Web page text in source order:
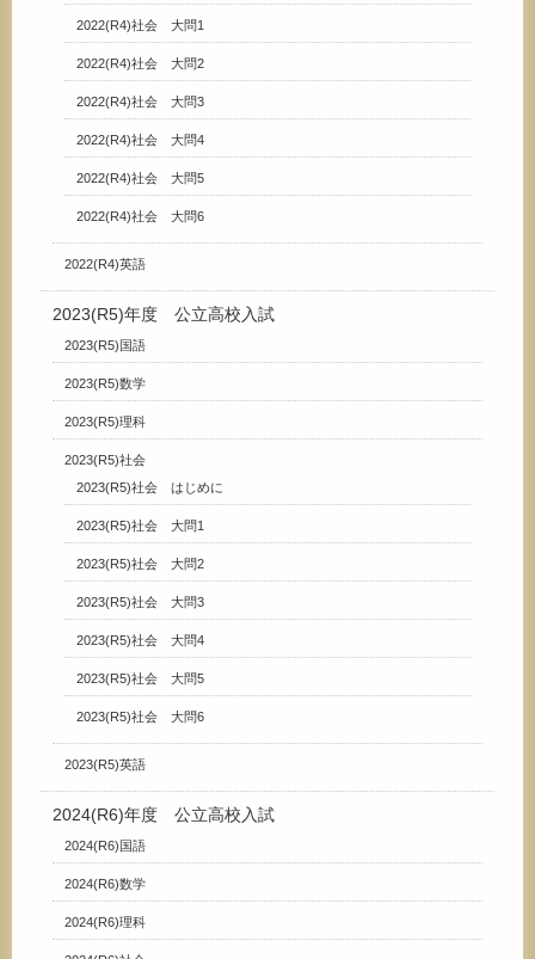
2022(R4)社会 大問1
2022(R4)社会 大問2
2022(R4)社会 大問3
2022(R4)社会 大問4
2022(R4)社会 大問5
2022(R4)社会 大問6
2022(R4)英語
2023(R5)年度 公立高校入試
2023(R5)国語
2023(R5)数学
2023(R5)理科
2023(R5)社会
2023(R5)社会 はじめに
2023(R5)社会 大問1
2023(R5)社会 大問2
2023(R5)社会 大問3
2023(R5)社会 大問4
2023(R5)社会 大問5
2023(R5)社会 大問6
2023(R5)英語
2024(R6)年度 公立高校入試
2024(R6)国語
2024(R6)数学
2024(R6)理科